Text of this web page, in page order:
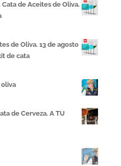
Cata de Aceites de Oliva.
de Oliva. 13 de agosto
de cata
oliva
de Cerveza. A TU